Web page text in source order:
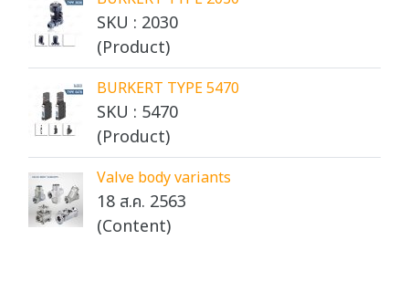
SKU : 2030
(Product)
BURKERT TYPE 5470
SKU : 5470
(Product)
Valve body variants
18 ส.ค. 2563
(Content)